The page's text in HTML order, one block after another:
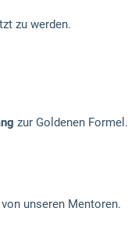
zu werden.
zur Goldenen Formel.
unseren Mentoren.